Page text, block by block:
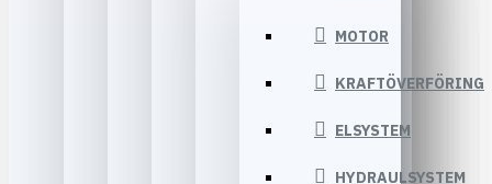
MOTOR
KRAFTÖVERFÖRING
ELSYSTEM
HYDRAULSYSTEM